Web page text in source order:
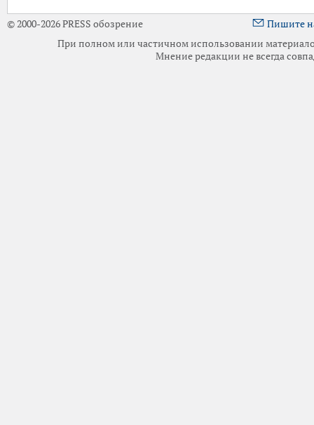
© 2000-2026 PRESS обозрение
Пишите
При полном или частичном использовании
Мнение редакции не всегда